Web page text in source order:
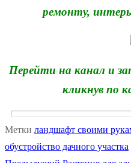
ремонту,
Перейти на канал и
кликнув по
Метки ландшафт своими
обустройство дачного участка